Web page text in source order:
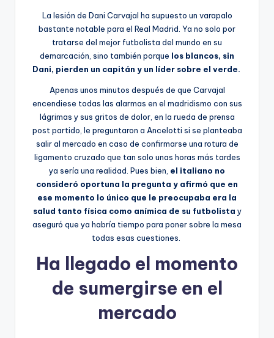
La lesión de Dani Carvajal ha supuesto un varapalo
bastante notable para el Real Madrid. Ya no solo por
tratarse del mejor futbolista del mundo en su
demarcación, sino también porque los blancos, sin
Dani, pierden un capitán y un líder sobre el verde.
Apenas unos minutos después de que Carvajal
encendiese todas las alarmas en el madridismo con sus
lágrimas y sus gritos de dolor, en la rueda de prensa
post partido, le preguntaron a Ancelotti si se planteaba
salir al mercado en caso de confirmarse una rotura de
ligamento cruzado que tan solo unas horas más tardes
ya sería una realidad. Pues bien, el italiano no
consideró oportuna la pregunta y afirmó que en
ese momento lo único que le preocupaba era la
salud tanto física como anímica de su futbolista y
aseguró que ya habría tiempo para poner sobre la mesa
todas esas cuestiones.
Ha llegado el momento
de sumergirse en el
mercado